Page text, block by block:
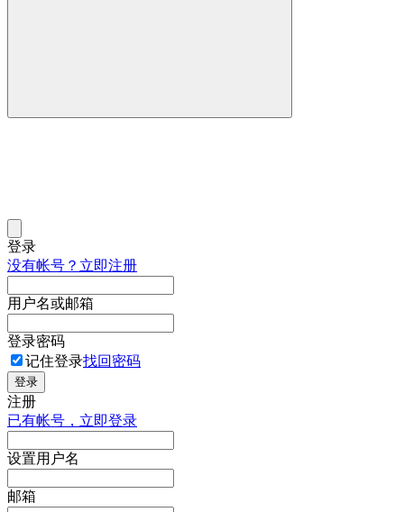
登录
没有帐号？立即注册
用户名或邮箱
登录密码
记住登录找回密码
登录
注册
已有帐号，立即登录
设置用户名
邮箱